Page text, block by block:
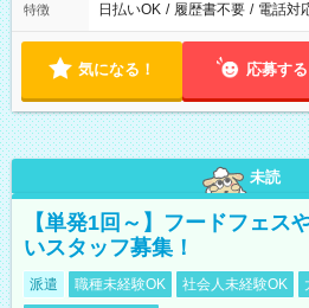
特徴 日払いOK / 履歴書不要 / 電話対
気になる！ 応募する
未読
【単発1回～】フードフェス
いスタッフ募集！
派遣 職種未経験OK 社会人未経験OK